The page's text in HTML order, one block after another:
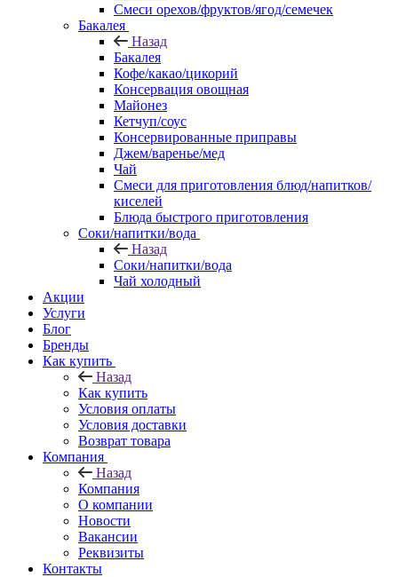
Смеси орехов/фруктов/ягод/семечек
Бакалея
Назад
Бакалея
Кофе/какао/цикорий
Консервация овощная
Майонез
Кетчуп/соус
Консервированные приправы
Джем/варенье/мед
Чай
Смеси для приготовления блюд/напитков/
киселей
Блюда быстрого приготовления
Соки/напитки/вода
Назад
Соки/напитки/вода
Чай холодный
Акции
Услуги
Блог
Бренды
Как купить
Назад
Как купить
Условия оплаты
Условия доставки
Возврат товара
Компания
Назад
Компания
О компании
Новости
Вакансии
Реквизиты
Контакты